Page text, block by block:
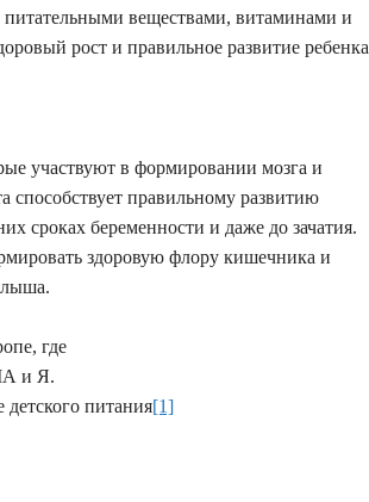
веществами, витаминами и
рост и правильное развитие ребенка
участвуют в формировании мозга и
способствует правильному развитию
сроках беременности и даже до зачатия.
здоровую флору кишечника и
где
и Я.
питания[1]